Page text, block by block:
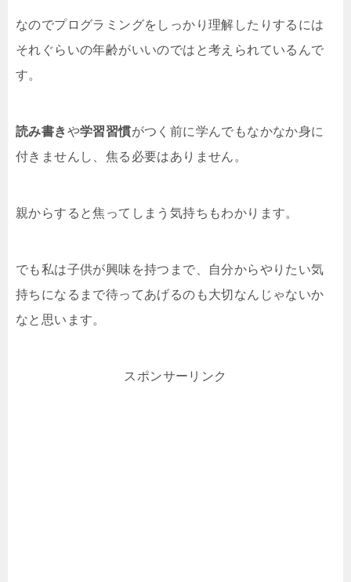
なのでプログラミングをしっかり理解したりするには
それぐらいの年齢がいいのではと考えられているんで
す。
読み書きや学習習慣がつく前に学んでもなかなか身に
付きませんし、焦る必要はありません。
親からすると焦ってしまう気持ちもわかります。
でも私は子供が興味を持つまで、自分からやりたい気
持ちになるまで待ってあげるのも大切なんじゃないか
なと思います。
スポンサーリンク